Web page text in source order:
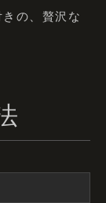
の、贅沢な